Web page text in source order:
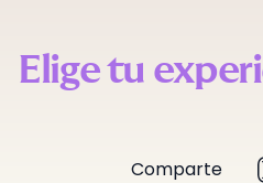
Elige tu
Comparte